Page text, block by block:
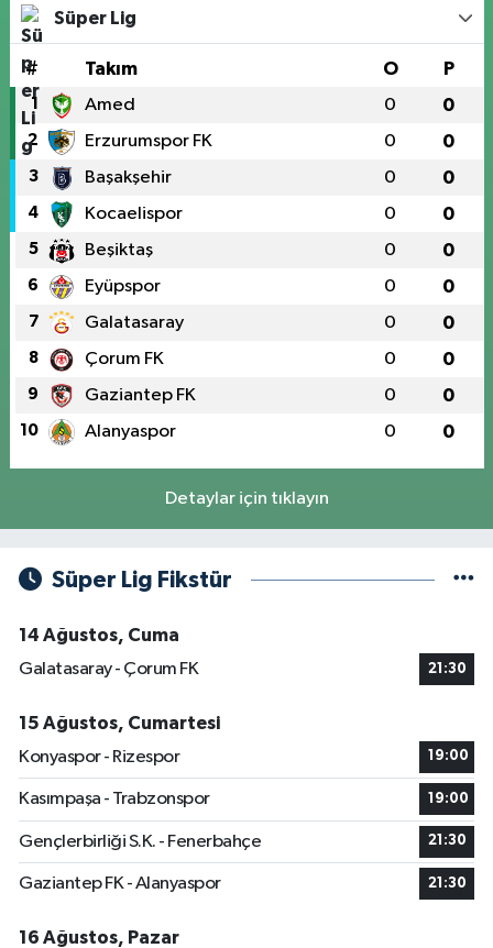
Süper Lig
# Takım O P
1 Amed 0 0
2 Erzurumspor FK 0 0
3 Başakşehir 0 0
4 Kocaelispor 0 0
5 Beşiktaş 0 0
6 Eyüpspor 0 0
7 Galatasaray 0 0
8 Çorum FK 0 0
9 Gaziantep FK 0 0
10 Alanyaspor 0 0
Detaylar için tıklayın
Süper Lig Fikstür
14 Ağustos, Cuma
Galatasaray - Çorum FK
21:30
15 Ağustos, Cumartesi
Konyaspor - Rizespor
19:00
Kasımpaşa - Trabzonspor 19:00
Gençlerbirliği S.K. - Fenerbahçe 21:30
Gaziantep FK - Alanyaspor 21:30
16 Ağustos, Pazar